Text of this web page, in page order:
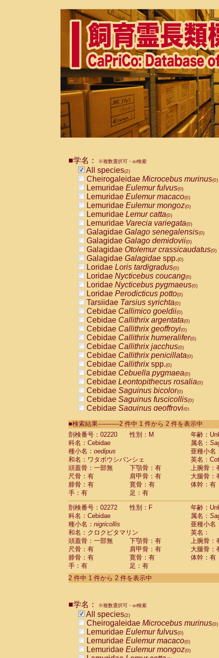
■学名： ※複数選択可・or検索
All species(2)
Cheirogaleidae Microcebus murinus(0)
Lemuridae Eulemur fulvus(0)
Lemuridae Eulemur macaco(0)
Lemuridae Eulemur mongoz(0)
Lemuridae Lemur catta(0)
Lemuridae Varecia variegata(0)
Galagidae Galago senegalensis(0)
Galagidae Galago demidovii(0)
Galagidae Otolemur crassicaudatus(0)
Galagidae Galagidae spp.(0)
Loridae Loris tardigradus(0)
Loridae Nycticebus coucang(0)
Loridae Nycticebus pygmaeus(0)
Loridae Perodicticus potto(0)
Tarsiidae Tarsius syrichta(0)
Cebidae Callimico goeldii(0)
Cebidae Callithrix argentata(0)
Cebidae Callithrix geoffroyi(0)
Cebidae Callithrix humeralifer(0)
Cebidae Callithrix jacchus(0)
Cebidae Callithrix penicillata(0)
Cebidae Callithrixspp.(0)
Cebidae Cebuella pygmaea(0)
Cebidae Leontopithecus rosalia(0)
Cebidae Saguinus bicolor(0)
Cebidae Saguinus fuscicollis(0)
Cebidae Saguinus geoffroyi(0)
CebidaeSaguinus labiatus(0)
Cebidae Saguinus leucopus (0)
Cebidae
Cebidae
CebidaeSaguinus nigricollis (1)
Cebidae Saguinus oedipus
Cebidae Saguinus weddelli
Cebidae Saguinusspp.
Cebidae Aotus trivirgatus
Cebidae Cebus albifrons
Cebidae
CebidaeCebus capucinus
CebidaeCebus nigrivittatus
Cebidae Cebusspp.(0)
Cebidae Saimiri boliviensis
Cebidae Saimiri sciureus
Atelidae Alouatta caraya
AtelidaeAlouatta fusca
AtelidaeAlouatta seniculus
AtelidaeAteles belzebuth
AtelidaeAteles geoffroyi
AtelidaeAteles paniscus(0)
AtelidaeAtelesspp. (0)
AtelidaeLagothrix lagothricha
AtelidaeLagothrix lagothricha cana
PitheciidaeCacajao calvus
■検索結果-----------2 件中 1 件から 2 件を表示中
剖検番号：02220
性別：M
年齢：
科名：Cebidae
属名：
種小名： oedipus
亜種小名
和名：ワタボウシパンシェ
英名：
頭蓋骨：一部無
下顎骨：有
上腕骨：
尺骨：有
肩甲骨：有
大腿骨：
腓骨：有
寛骨：有
体幹：有
手：有
足：有
剖検番号：02272
性別：F
年齢：
科名：Cebidae
属名：
種小名： nigricollis
亜種小名
和名：クロクビタマリン
英名：
頭蓋骨：一部無
下顎骨：有
上腕骨：
尺骨：有
肩甲骨：有
大腿骨：
腓骨：有
寛骨：有
体幹：有
手：有
足：有
2 件中 1 件から 2 件を表示中
■学名： ※複数選択可・or検索
All species(2)
Cheirogaleidae Microcebus murinus(0)
Lemuridae Eulemur fulvus(0)
Lemuridae Eulemur macaco(0)
Lemuridae Eulemur mongoz(0)